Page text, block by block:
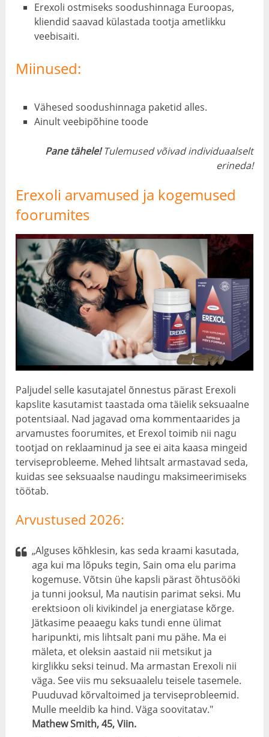
Erexoli ostmiseks soodushinnaga Euroopas,
kliendid saavad külastada tootja ametlikku
veebisaiti.
Miinused:
Vähesed soodushinnaga paketid alles.
Ainult veebipõhine toode
Pane tähele!Tulemused võivad individuaalselt
erineda!
Erexoli arvamused ja kogemused
foorumites
Paljudel selle kasutajatel õnnestus pärast Erexoli
kapslite kasutamist taastada oma täielik seksuaalne
potentsiaal. Nad jagavad oma kommentaarides ja
arvamustes foorumites, et Erexol toimib nii nagu
tootjad on reklaaminud ja see ei aita kaasa mingeid
terviseprobleeme. Mehed lihtsalt armastavad seda,
kuidas see seksuaalse naudingu maksimeerimiseks
töötab.
Arvustused 2026:
„Alguses kõhklesin, kas seda kraami kasutada,
aga kui ma lõpuks tegin, Sain oma elu parima
kogemuse. Võtsin ühe kapsli pärast õhtusööki
ja tunni jooksul, Ma nautisin parimat seksi. Mu
erektsioon oli kivikindel ja energiatase kõrge.
Jätkasime peaaegu kaks tundi enne ülimat
haripunkti, mis lihtsalt pani mu pähe. Ma ei
mäleta, et oleksin aastaid nii metsikut ja
kirglikku seksi teinud. Ma armastan Erexoli nii
väga. See viis mu seksuaalelu teisele tasemele.
Puuduvad kõrvaltoimed ja terviseprobleemid.
Mulle meeldib ka hind. Väga soovitatav."
Mathew Smith, 45, Viin.